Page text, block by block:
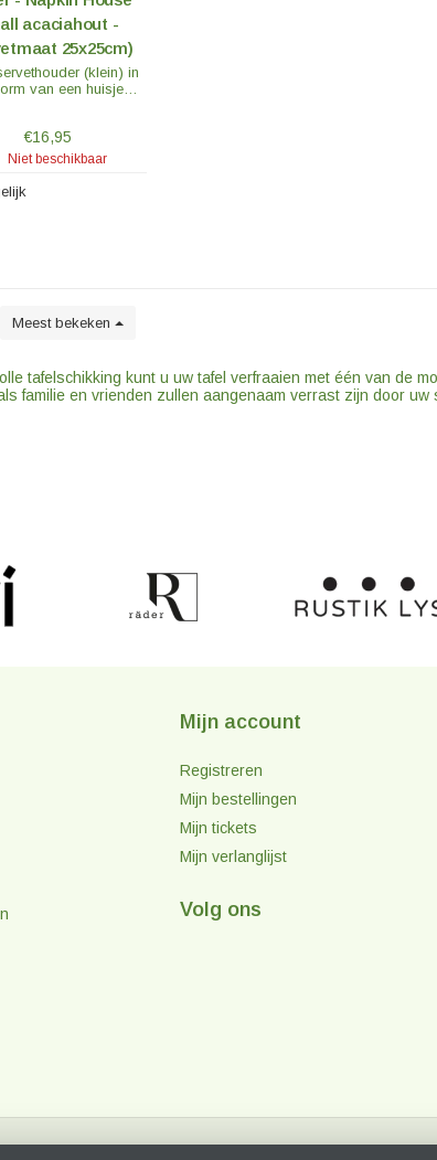
acaciahout -
25x25cm)
(klein) in
van een huisje
en de nieuwe
plek voor je
€16,95
Niet beschikbaar
Meest bekeken
tafelschikking kunt u uw tafel verfraaien met één van de
familie en vrienden zullen aangenaam verrast zijn door uw
Mijn account
Registreren
Mijn bestellingen
Mijn tickets
Mijn verlanglijst
Volg ons